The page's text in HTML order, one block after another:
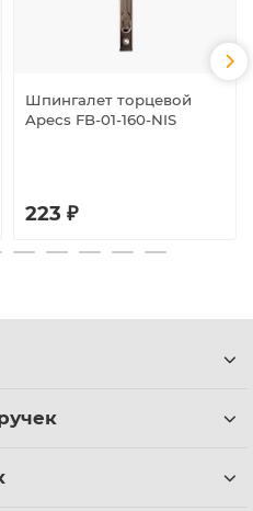
Шпингалет торцевой
Apecs FB-01-160-NIS
223 ₽